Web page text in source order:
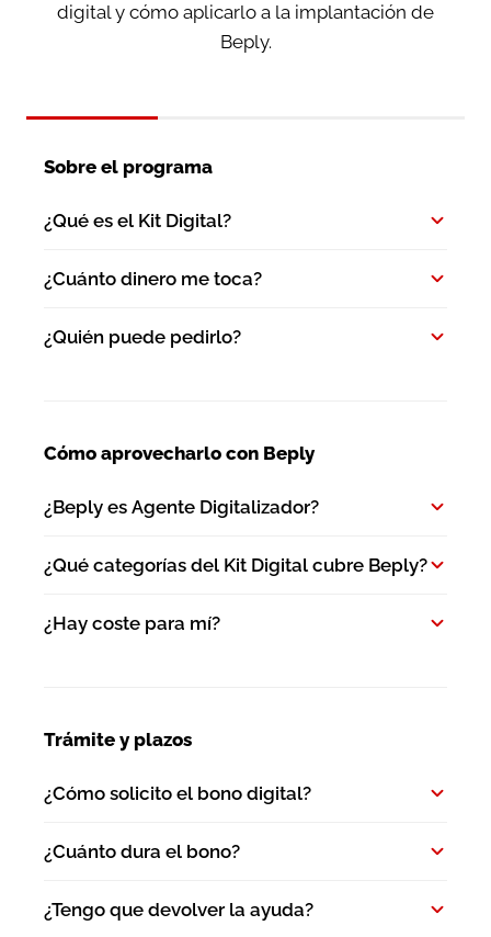
digital y cómo aplicarlo a la implantación de
Beply.
Sobre el programa
¿Qué es el Kit Digital?
¿Cuánto dinero me toca?
¿Quién puede pedirlo?
Cómo aprovecharlo con Beply
¿Beply es Agente Digitalizador?
¿Qué categorías del Kit Digital cubre Beply?
¿Hay coste para mí?
Trámite y plazos
¿Cómo solicito el bono digital?
¿Cuánto dura el bono?
¿Tengo que devolver la ayuda?